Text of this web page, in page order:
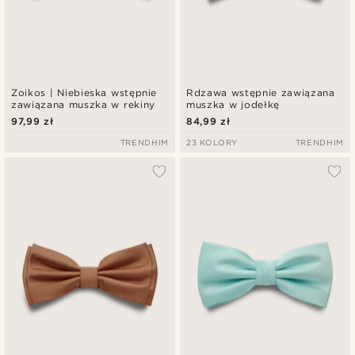
Zoikos | Niebieska wstępnie
zawiązana muszka w rekiny
97,99 zł
TRENDHIM
Rdzawa wstępnie zawiązana
muszka w jodełkę
84,99 zł
23 KOLORY TRENDHIM